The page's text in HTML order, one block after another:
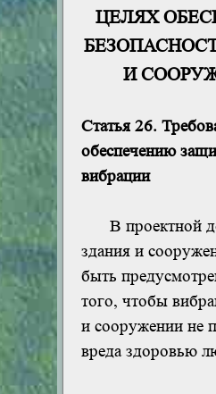
ЦЕЛЯХ
И
Статья 26.
обеспечению
вибрации
В проектной
здания и
быть
того, чтобы
и сооружении не
вреда здоровью